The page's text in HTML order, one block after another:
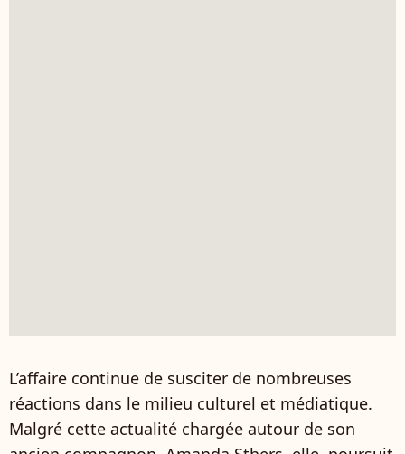
L’affaire continue de susciter de nombreuses
réactions dans le milieu culturel et médiatique.
Malgré cette actualité chargée autour de son